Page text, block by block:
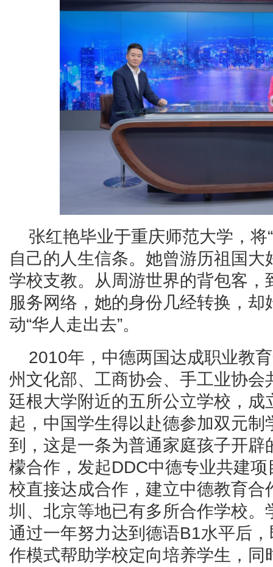
张红艳毕业于重庆师范大学，将
自己的人生信条。她曾游历祖国
学校支教。从周游世界的背包客
服务网络，她的身份几经转换，
动“华人走出去”。
2010年，中德两国达成职业教
州文化部、工商协会、手工业协
廷根大学附近的五所公立学校，
起，中国学生得以赴德参加双元
到，这是一条为普通家庭孩子开
檬合作，发起DDC中德专业共建
校直接达成合作，建立中德教育合
圳、北京等地已有多所合作学校
通过一年努力达到德语B1水平后
作模式帮助学校定向培养学生，同